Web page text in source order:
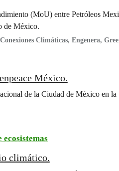
(MoU) entre Petróleos
de México.
Climáticas, Engenera,
México.
de la Ciudad de México en la
ecosistemas
climático.